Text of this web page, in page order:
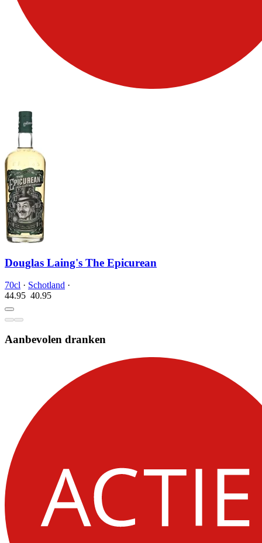
Douglas Laing's The Epicurean
70cl · Schotland ·
44.95 40.95
Aanbevolen dranken